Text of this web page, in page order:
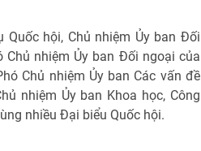
hội, Chủ nhiệm Ủy ban Đối
Chủ nhiệm Ủy ban Đối ngoại của
Chủ nhiệm Ủy ban Các vấn đề
nhiệm Ủy ban Khoa học, Công
nhiều Đại biểu Quốc hội.